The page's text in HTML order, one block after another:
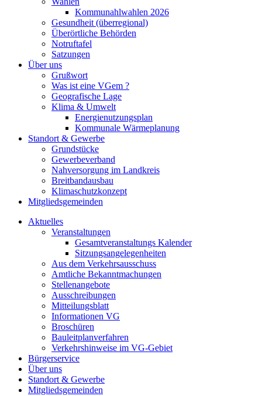
Kommunahlwahlen 2026
Gesundheit (überregional)
Überörtliche Behörden
Notruftafel
Satzungen
Über uns
Grußwort
Was ist eine VGem ?
Geografische Lage
Klima & Umwelt
Energienutzungsplan
Kommunale Wärmeplanung
Standort & Gewerbe
Grundstücke
Gewerbeverband
Nahversorgung im Landkreis
Breitbandausbau
Klimaschutzkonzept
Mitgliedsgemeinden
Aktuelles
Veranstaltungen
Gesamtveranstaltungs Kalender
Sitzungsangelegenheiten
Aus dem Verkehrsausschuss
Amtliche Bekanntmachungen
Stellenangebote
Ausschreibungen
Mitteilungsblatt
Informationen VG
Broschüren
Bauleitplanverfahren
Verkehrshinweise im VG-Gebiet
Bürgerservice
Über uns
Standort & Gewerbe
Mitgliedsgemeinden